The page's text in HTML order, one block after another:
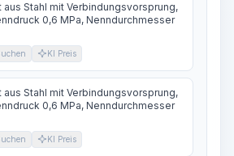
Stahl mit Verbindungsvorsprung,
0,6 MPa, Nenndurchmesser
KI Preis
Stahl mit Verbindungsvorsprung,
0,6 MPa, Nenndurchmesser
KI Preis